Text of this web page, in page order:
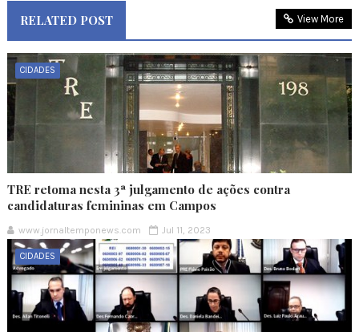
RELATED POST View More
CIDADES
TRE retoma nesta 3ª julgamento de ações contra
candidaturas femininas em Campos
www.jornaltemponews.com Jul 11, 2023
CIDADES